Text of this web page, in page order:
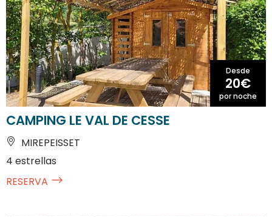
Desde
20€
por noche
CAMPING LE VAL DE CESSE
MIREPEISSET
4 estrellas
RESERVA